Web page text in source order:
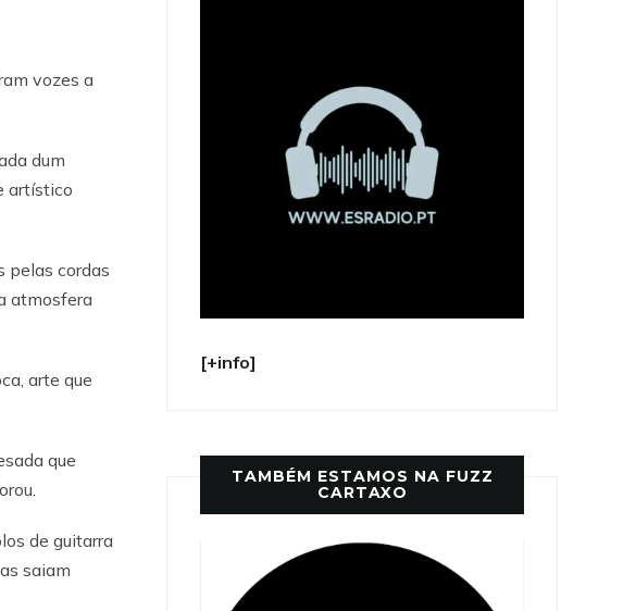
vozes a
dum
artístico
pelas cordas
atmosfera
arte que
que
de guitarra
saiam
[+info]
TAMBÉM ESTAMOS NA FUZZ
CARTAXO